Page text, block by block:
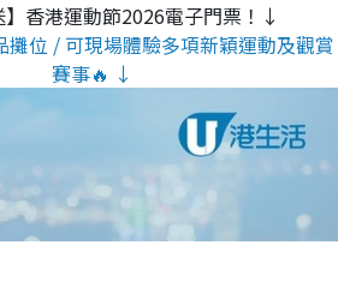
香港運動節2026電子門票！↓
位 / 可現場體驗多項新穎運動及觀賞
賽事🔥 ↓